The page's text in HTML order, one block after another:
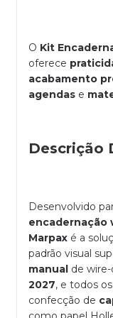
O Kit
oferece
acabamento
agendas e
Descrição
Desenvolvido
encadernação
Marpax é a
padrão visual
manual de wire-
2027, e todos os
confecção de